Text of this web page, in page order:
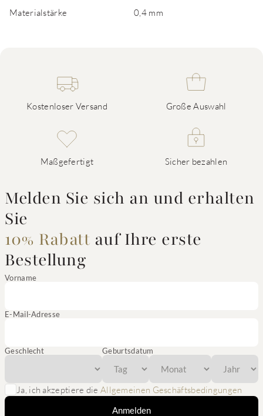
Materialstärke
0,4 mm
Kostenloser Versand Große Auswahl
Maßgefertigt Sicher bezahlen
Melden Sie sich an und erhalten
Sie
10% Rabatt auf Ihre erste
Bestellung
Vorname
E-Mail-Adresse
Geschlecht Geburtsdatum
Ja, ich akzeptiere die Allgemeinen Geschäftsbedingungen
Anmelden